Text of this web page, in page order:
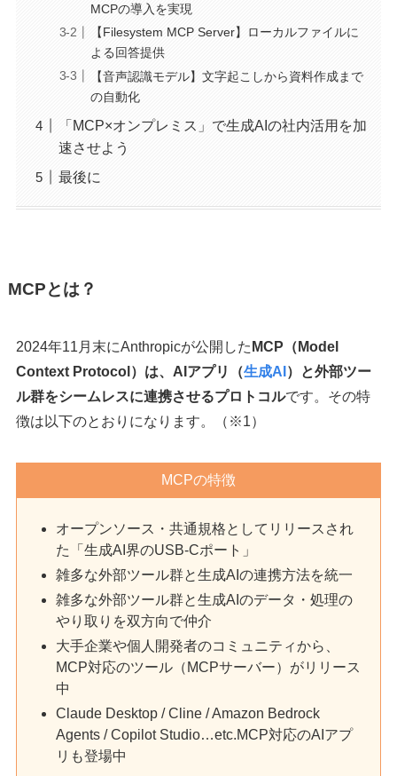
MCPの導入を実現
【Filesystem MCP Server】ローカルファイルに
よる回答提供
【音声認識モデル】文字起こしから資料作成まで
の自動化
「MCP×オンプレミス」で生成AIの社内活用を加
速させよう
最後に
MCPとは？
2024年11月末にAnthropicが公開した MCP（Model
Context Protocol）は、AIアプリ（生成AI ）と外部ツー
ル群をシームレスに連携させるプロトコルです。その特
徴は以下のとおりになります。（※1）
MCPの特徴
オープンソース・共通規格としてリリースされ
た「生成AI界のUSB-Cポート」
雑多な外部ツール群と生成AIの連携方法を統一
雑多な外部ツール群と生成AIのデータ・処理の
やり取りを双方向で仲介
大手企業や個人開発者のコミュニティから、
MCP対応のツール（MCPサーバー）がリリース
中
Claude Desktop / Cline / Amazon Bedrock
Agents / Copilot Studio…etc.MCP対応のAIアプ
リも登場中